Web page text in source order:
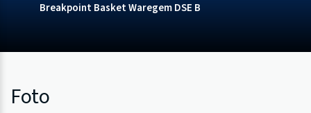
Breakpoint Basket Waregem DSE B
Foto